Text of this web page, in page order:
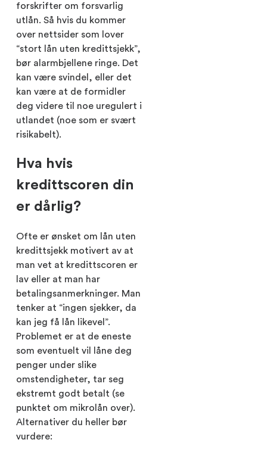
forskrifter om forsvarlig
utlån. Så hvis du kommer
over nettsider som lover
“stort lån uten kredittsjekk”,
bør alarmbjellene ringe. Det
kan være svindel, eller det
kan være at de formidler
deg videre til noe uregulert i
utlandet (noe som er svært
risikabelt).
Hva hvis
kredittscoren din
er dårlig?
Ofte er ønsket om lån uten
kredittsjekk motivert av at
man vet at kredittscoren er
lav eller at man har
betalingsanmerkninger. Man
tenker at “ingen sjekker, da
kan jeg få lån likevel”.
Problemet er at de eneste
som eventuelt vil låne deg
penger under slike
omstendigheter, tar seg
ekstremt godt betalt (se
punktet om mikrolån over).
Alternativer du heller bør
vurdere: